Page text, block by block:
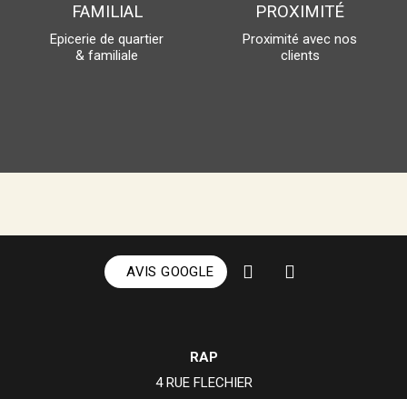
FAMILIAL
Epicerie de quartier
& familiale
PROXIMITÉ
Proximité avec nos
clients
AVIS GOOGLE
RAP
4 RUE FLECHIER